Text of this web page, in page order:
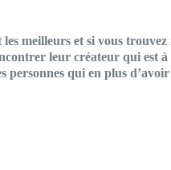
meilleurs et si vous
leur créateur qui est
personnes qui en plus